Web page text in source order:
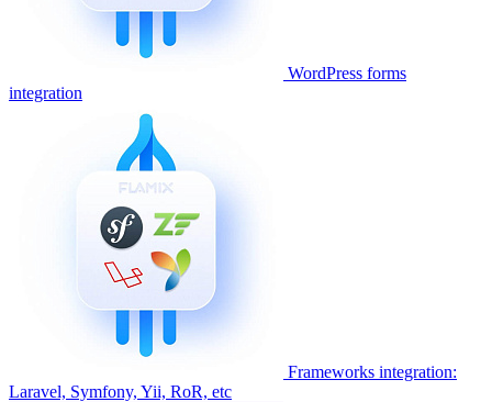
WordPress forms
integration
Frameworks integration:
Laravel, Symfony, Yii, RoR, etc